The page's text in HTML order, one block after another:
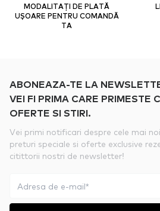
MODALITAȚI DE PLATĂ
UȘOARE PENTRU COMANDĂ
TA
ABONEAZA-TE LA
VEI FI PRIMA CARE PRIMESTE
OFERTE SI STIRI.
Vei primi notificari despre cele mai
preturi speciale si oferte exclusive
citittorii nostri de newsletter!